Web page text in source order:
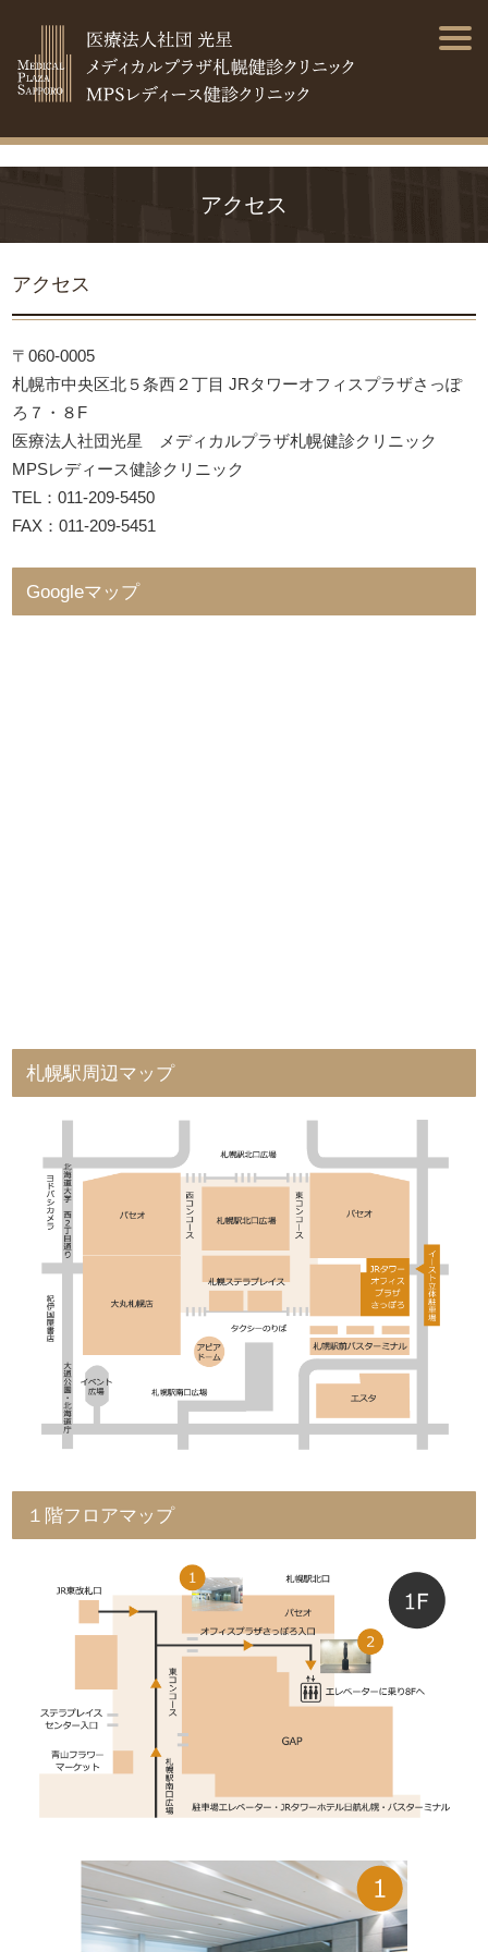
アクセス
アクセス
〒060-0005
札幌市中央区北５条西２丁目 JRタワーオフィスプラザさっぽ
ろ７・８F
医療法人社団光星 メディカルプラザ札幌健診クリニック
MPSレディース健診クリニック
TEL：011-209-5450
FAX：011-209-5451
Googleマップ
札幌駅周辺マップ
１階フロアマップ